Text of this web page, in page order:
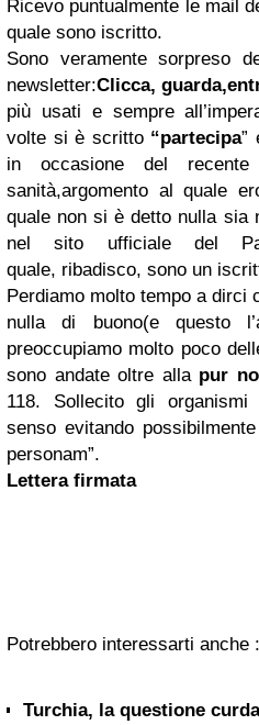
Ricevo puntualmente le mail
quale sono iscritto.
Sono veramente sorpreso
newsletter:Clicca,
più usati e sempre
volte si è scritto“partecipa”
in occasione del recente
sanità,argomento al quale
quale non si è detto nulla sia
nel sito ufficiale del
quale, ribadisco, sono un
Perdiamo molto tempo a dirci
nulla di buono(e questo
preoccupiamo molto poco
sono andate oltre alla pur
118. Sollecito gli
senso evitando
personam”.
Lettera firmata
Potrebbero interessarti anche :
Turchia, la questione